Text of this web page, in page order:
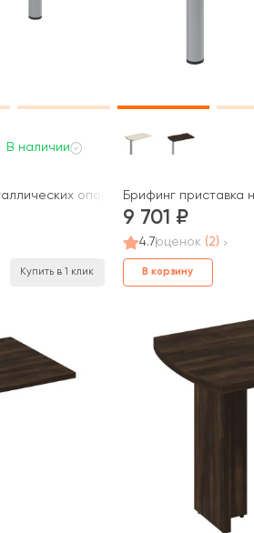
В наличии
опорах 165x60x75 Борн
Купить в 1 клик
Брифинг приставка
9 701
4.7оценок (2)
В корзину